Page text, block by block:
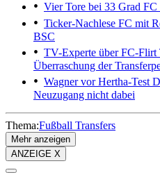
Vier Tore bei 33 Grad FC
Ticker-Nachlese FC mit
BSC
TV-Experte über FC-Flirt
Überraschung der
Wagner vor Hertha-Test
Neuzugang nicht dabei
Thema:Fußball Transfers
Mehr anzeigen
ANZEIGE X